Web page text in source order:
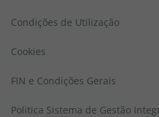
Condições de Utilização
Cookies
FIN e Condições Gerais
Politica Sistema de Gestão